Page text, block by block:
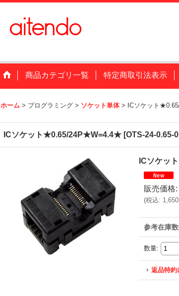
商品カテゴリ一覧 特定商取引法表示
ホーム > プログラミング > ソケット単体 > ICソケット
ICソケット★0.65/24P★W=4.4★ [OTS-24-0.65-
ICソケッ
販売価格:
(税込:
参考在庫
数量:
返品特約